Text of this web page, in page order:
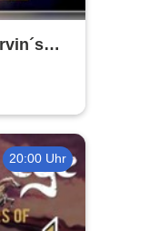
/
20:00 Uhr